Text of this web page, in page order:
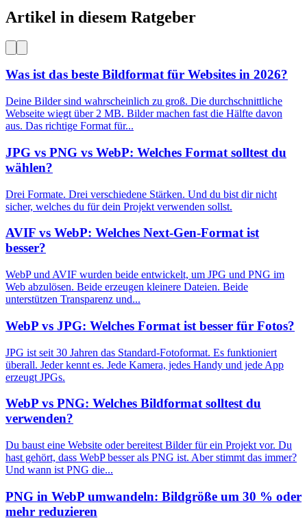
Artikel in diesem Ratgeber
Was ist das beste Bildformat für Websites in 2026?
Deine Bilder sind wahrscheinlich zu groß. Die durchschnittliche
Webseite wiegt über 2 MB. Bilder machen fast die Hälfte davon
aus. Das richtige Format für...
JPG vs PNG vs WebP: Welches Format solltest du
wählen?
Drei Formate. Drei verschiedene Stärken. Und du bist dir nicht
sicher, welches du für dein Projekt verwenden sollst.
AVIF vs WebP: Welches Next-Gen-Format ist
besser?
WebP und AVIF wurden beide entwickelt, um JPG und PNG im
Web abzulösen. Beide erzeugen kleinere Dateien. Beide
unterstützen Transparenz und...
WebP vs JPG: Welches Format ist besser für Fotos?
JPG ist seit 30 Jahren das Standard-Fotoformat. Es funktioniert
überall. Jeder kennt es. Jede Kamera, jedes Handy und jede App
erzeugt JPGs.
WebP vs PNG: Welches Bildformat solltest du
verwenden?
Du baust eine Website oder bereitest Bilder für ein Projekt vor. Du
hast gehört, dass WebP besser als PNG ist. Aber stimmt das immer?
Und wann ist PNG die...
PNG in WebP umwandeln: Bildgröße um 30 % oder
mehr reduzieren